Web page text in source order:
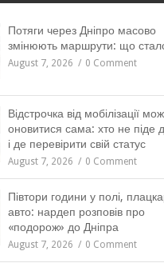
Потяги через Дніпро масово
змінюють маршрути: що
August 7, 2026 0 Comment
Відстрочка від мобілізації
оновитися сама: хто не піде
і де перевірити свій статус
August 7, 2026 0 Comment
Півтори години у полі,
авто: нардеп розповів про
«подорож» до Дніпра
August 7, 2026 0 Comment